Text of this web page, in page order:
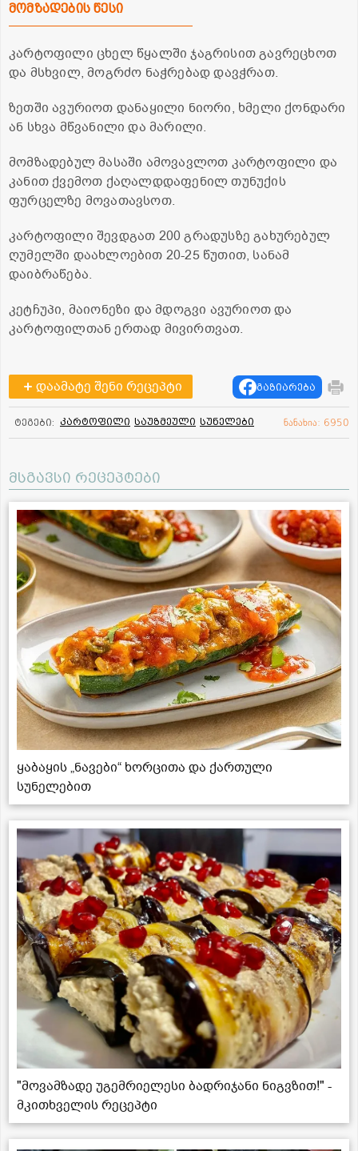
მომზადების წესი
კარტოფილი ცხელ წყალში ჯაგრისით გავრეცხოთ
და მსხვილ, მოგრძო ნაჭრებად დავჭრათ.
ზეთში ავურიოთ დანაყილი ნიორი, ხმელი ქონდარი
ან სხვა მწვანილი და მარილი.
მომზადებულ მასაში ამოვავლოთ კარტოფილი და
კანით ქვემოთ ქაღალდდაფენილ თუნუქის
ფურცელზე მოვათავსოთ.
კარტოფილი შევდგათ 200 გრადუსზე გახურებულ
ღუმელში დაახლოებით 20-25 წუთით, სანამ
დაიბრაწება.
კეტჩუპი, მაიონეზი და მდოგვი ავურიოთ და
კარტოფილთან ერთად მივირთვათ.
დაამატე შენი რეცეპტი გაზიარება
ტეგები: კარტოფილი საუზმეული სუნელები ნანახია: 6950
მსგავსი რეცეპტები
ყაბაყის „ნავები“ ხორცითა და ქართული
სუნელებით
"მოვამზადე უგემრიელესი ბადრიჯანი ნიგვზით!" -
მკითხველის რეცეპტი